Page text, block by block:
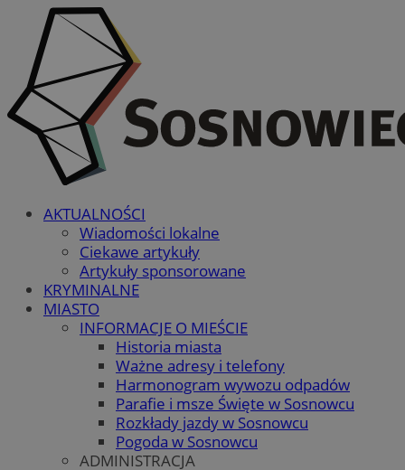
AKTUALNOŚCI
Wiadomości lokalne
Ciekawe artykuły
Artykuły sponsorowane
KRYMINALNE
MIASTO
INFORMACJE O MIEŚCIE
Historia miasta
Ważne adresy i telefony
Harmonogram wywozu odpadów
Parafie i msze Święte w Sosnowcu
Rozkłady jazdy w Sosnowcu
Pogoda w Sosnowcu
ADMINISTRACJA